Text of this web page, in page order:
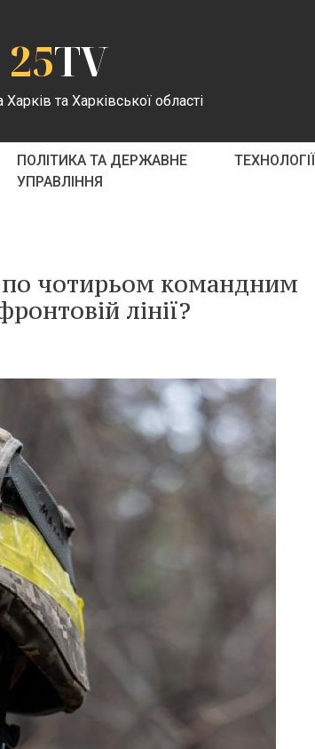
25TV
та Харківської області
ПОЛІТИКА ТА ДЕРЖАВНЕ
УПРАВЛІННЯ
ТЕХНОЛОГІЇ
по чотирьом командним
лінії?